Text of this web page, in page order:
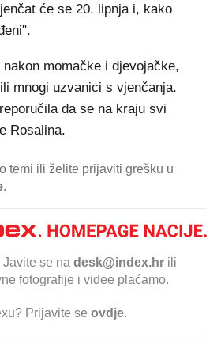
će se 20. lipnja i, kako
momačke i djevojačke,
mnogi uzvanici s vjenčanja.
da se na kraju svi
Rosalina.
temi ili želite prijaviti grešku u
.
Javite se na desk@index.hr ili
fotografije i videe plaćamo.
Prijavite se ovdje.